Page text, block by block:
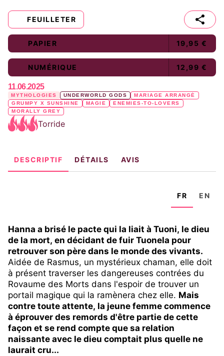
FEUILLETER
PAPIER 19,95 €
NUMÉRIQUE 12,99 €
11.06.2025
MYTHOLOGIES UNDERWORLD GODS
MARIAGE ARRANGÉ
GRUMPY X SUNSHINE
MAGIE
ENEMIES-TO-LOVERS
MORALLY GREY
Torride
DESCRIPTIF DÉTAILS AVIS
FR EN
Hanna a brisé le pacte qui la liait à Tuoni, le dieu
de la mort, en décidant de fuir Tuonela pour
retrouver son père dans le monde des vivants.
Aidée de Rasmus, un mystérieux chaman, elle doit
à présent traverser les dangereuses contrées du
Rovaume des Morts dans l'espoir de trouver un
portail magique qui la ramènera chez elle. Mais
contre toute attente, la jeune femme commence
à éprouver des remords d'être partie de cette
façon et se rend compte que sa relation
naissante avec le dieu comptait plus quelle ne
laurait cru...